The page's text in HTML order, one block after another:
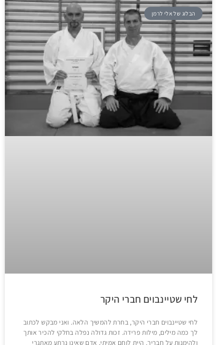
הבלוג של אלי לרמן
לחי שטיינבוים חברי היקר
לחי שטיינבוים חברי היקר, בחרת להמשיך הלאה. ואני מבקש לכתוב
לך כמה מילים, מילות פרידה. זכות גדולה נפלה בחלקי להכיר אותך
ולהימנות על חבריך. היית לוחם אמיתי, אדם שאינו נרתע מאתגרי